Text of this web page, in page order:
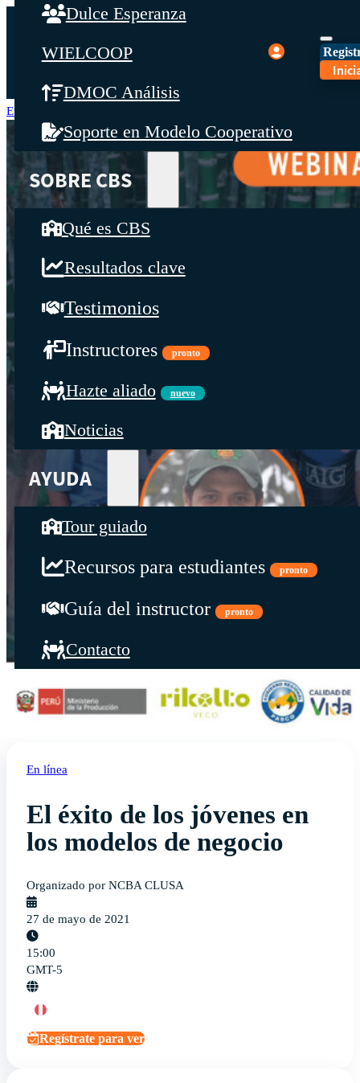
Dulce Esperanza
WIELCOOP
DMOC Análisis
Soporte en Modelo Cooperativo
SOBRE CBS
Qué es CBS
Resultados clave
Testimonios
Instructores
pronto
Hazte aliado nuevo
Noticias
AYUDA
Tour guiado
Recursos para estudiantes pronto
Guía del instructor pronto
Contacto
Inicio
Eventos
En línea
El éxito de los jóvenes en
los modelos de negocio
Organizado por NCBA CLUSA
27 de mayo de 2021
15:00
GMT-5
Regístrate para ver